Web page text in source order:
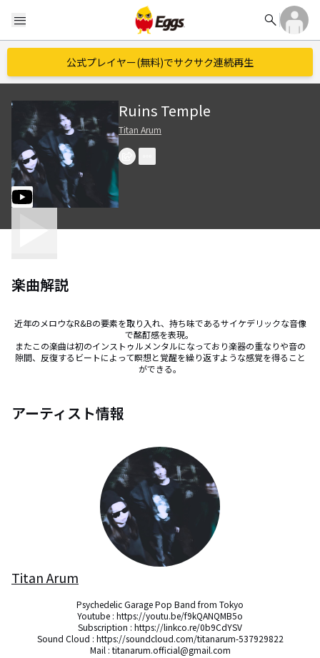
menu search
公式プレイヤー(無料)でサクサク連続再生
Ruins Temple
Titan Arum
楽曲解説
近年のメロウなR&Bの要素を取り入れ、持ち味であるサイケデリックな音像
で酩酊感を表現。
またこの楽曲は初のインストゥルメンタルになっており楽器の重なりや音の
隙間、反復するビートによって瞑想と覚醒を繰り返すような感覚を得ること
ができる。
アーティスト情報
Titan Arum
Psychedelic Garage Pop Band from Tokyo
Youtube : https://youtu.be/f9kQANQMB5o
Subscription : https://linkco.re/0b9CdYSV
Sound Cloud : https://soundcloud.com/titanarum-537929822
Mail : titanarum.official@gmail.com